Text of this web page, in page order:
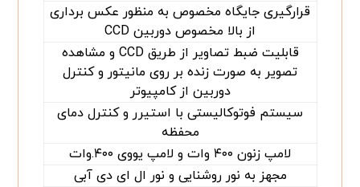
قرارگیری جایگاه مخصوص به منظور عکس برداری
از بالا مخصوص دوربین CCD
قابلیت ضبط تصاویر از طریق CCD و مشاهده
تصویر به صورت زنده بر روی مانیتور و کنترل
دوربین از کامپیوتر
سیستم فوتوکالیستی با استیرر و کنترل دمای
محفظه
لامپ زنون ۴۰۰ وات و لامپ یووی ۴۰۰.وات
مجهز به نور روشنایی و نور ال ای دی آبی